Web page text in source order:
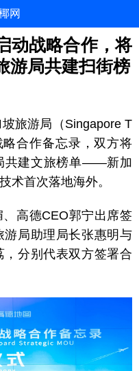
网
动战略合作，将
游局共建扫街榜
旅游局（Singapore T
合作备忘录，双方将
共建文旅榜单——新加
术首次落地海外。
高德CEO郭宁出席签
局助理局长张惠明与
分别代表双方签署合